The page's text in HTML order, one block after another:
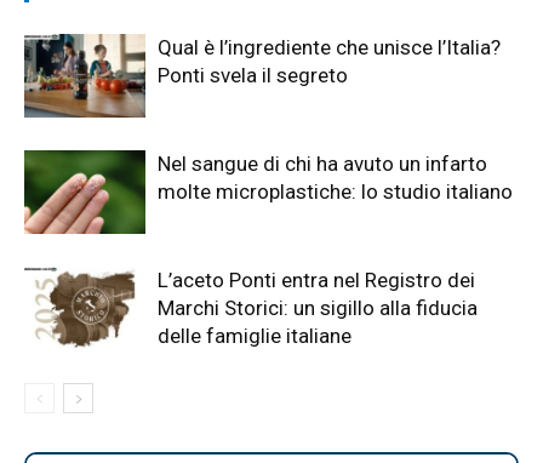
Qual è l’ingrediente che unisce l’Italia?
Ponti svela il segreto
Nel sangue di chi ha avuto un infarto
molte microplastiche: lo studio italiano
L’aceto Ponti entra nel Registro dei
Marchi Storici: un sigillo alla fiducia
delle famiglie italiane